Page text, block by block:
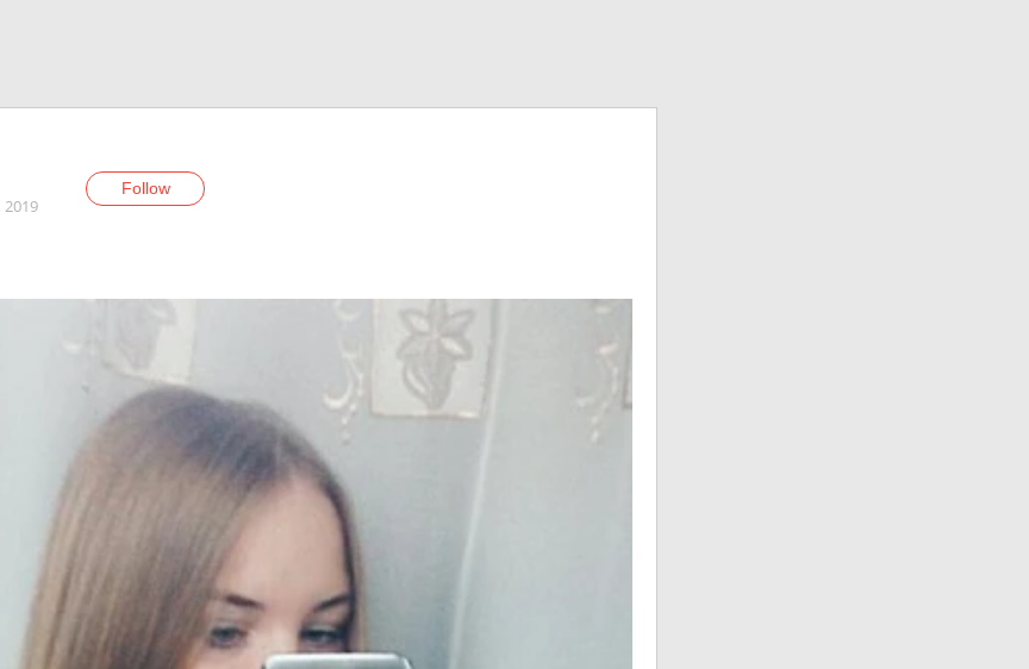
2019
Follow